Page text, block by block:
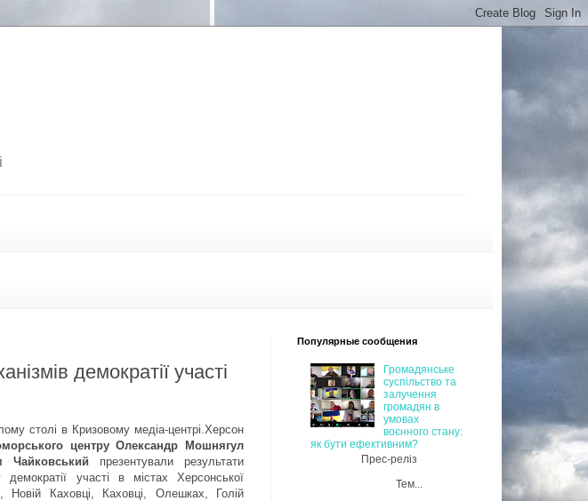
демократії участі
столі в Кризовому медіа-центрі.Херсон
центру Олександр Мошнягул
Чайковський презентували результати
демократії участі в містах Херсонської
Новій Каховці, Каховці, Олешках, Голій
Популярные сообщения
Громадянське
суспільство та
залучення
громадян в
умовах
воєнного стану:
як бути ефективним?
Прес-реліз
Тем...